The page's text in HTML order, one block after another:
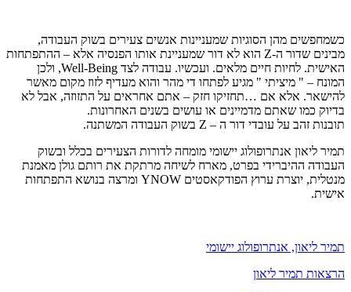
כשמחפשים מהן הסוגיות שמעניינות אנשים צעירים בשוק העבודה,
מבינים שדור ה-Z הוא לא דור שמעניינת אותו הפנסיה אלא – ההתפתחות
האישית. לחיות חיים מלאים. ועכשיו. עבודה לצד Well-Being, ולכן
המונח – " מיציתי " מגיע לפתחו די מהר והוא מעדיף לזוז מקום מאשר
להישאר. אלא אם …תחזיקו חזק – אתם אחראים על התזוזה, אבל לא
בדיוק כמו שאתם מדמיינים או עושים בשנים האחרונות.
תובנות זהב על עובדי דור ה – Z בשוק העבודה המשתנה.
תמיר ליאון אנתרופולוג יישומי מומחה לדורות הצעירים בכלל ובשוק
העבודה ההיברידי בפרט, מארח לשיחה מרתקת את רותם גולן מאמנת
מנטלית, יוצרת ערוץ הפודקאסטים YNOW ומרצה בנושא התפתחות
אישית.
תמיר ליאון, אנתרופולוג יישומי
הרצאות תמיר ליאון